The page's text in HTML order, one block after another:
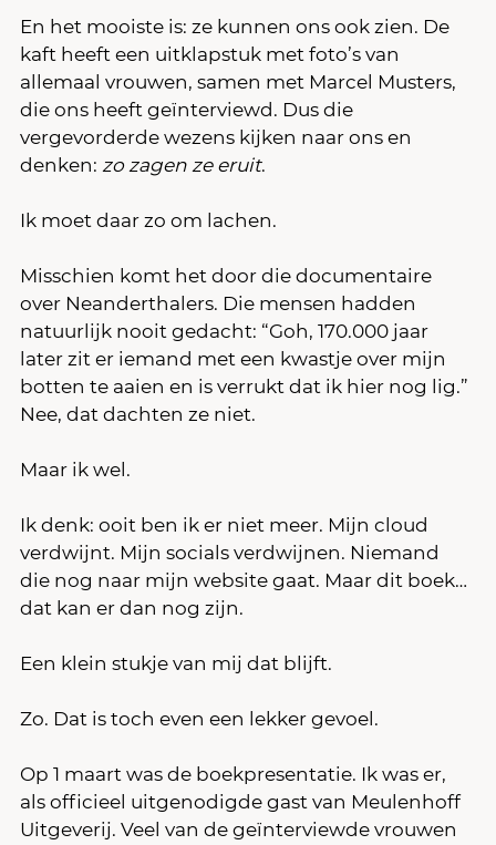
En het mooiste is: ze kunnen ons ook zien. De
kaft heeft een uitklapstuk met foto’s van
allemaal vrouwen, samen met Marcel Musters,
die ons heeft geïnterviewd. Dus die
vergevorderde wezens kijken naar ons en
denken: zo zagen ze eruit.
Ik moet daar zo om lachen.
Misschien komt het door die documentaire
over Neanderthalers. Die mensen hadden
natuurlijk nooit gedacht: “Goh, 170.000 jaar
later zit er iemand met een kwastje over mijn
botten te aaien en is verrukt dat ik hier nog lig.”
Nee, dat dachten ze niet.
Maar ik wel.
Ik denk: ooit ben ik er niet meer. Mijn cloud
verdwijnt. Mijn socials verdwijnen. Niemand
die nog naar mijn website gaat. Maar dit boek…
dat kan er dan nog zijn.
Een klein stukje van mij dat blijft.
Zo. Dat is toch even een lekker gevoel.
Op 1 maart was de boekpresentatie. Ik was er,
als officieel uitgenodigde gast van Meulenhoff
Uitgeverij. Veel van de geïnterviewde vrouwen